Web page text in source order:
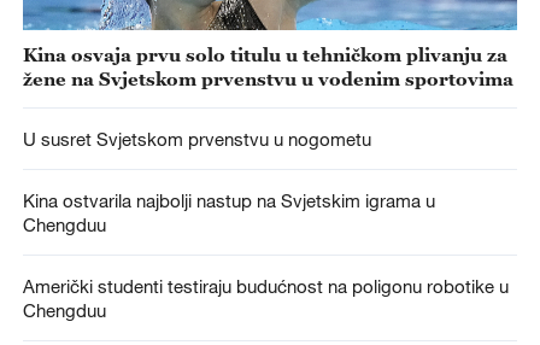
Kina osvaja prvu solo titulu u tehničkom plivanju za
žene na Svjetskom prvenstvu u vodenim sportovima
U susret Svjetskom prvenstvu u nogometu
Kina ostvarila najbolji nastup na Svjetskim igrama u
Chengduu
Američki studenti testiraju budućnost na poligonu robotike u
Chengduu